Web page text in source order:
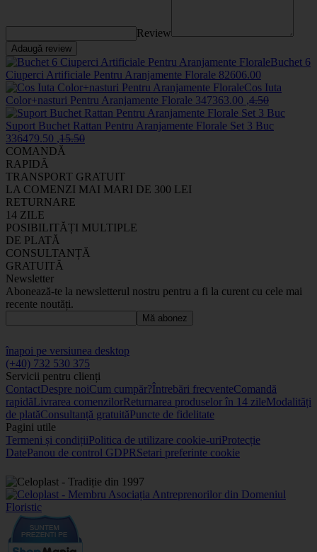
Review
Adaugă review
Buchet 6
Ciuperci Artificiale Pentru Aranjamente Florale 82606.00
Cos Iuta
Color+nasturi Pentru Aranjamente Florale 347363.00 ,4.50
Suport Buchet Rattan Pentru Aranjamente Florale Set 3 Buc
336479.50 ,15.50
COMANDĂ
RAPIDĂ
TRANSPORT GRATUIT
LA COMENZI MAI MARI DE 300 LEI
RETURNARE
14 ZILE
POSIBILITĂȚI MULTIPLE
DE PLATĂ
CONSULTANȚĂ
GRATUITĂ
Newsletter
Abonează-te la newsletterul nostru pentru a fi la curent cu cele mai
recente noutăți.
Mă abonez
înapoi pe versiunea desktop
(+40) 732 530 375
Servicii pentru clienți
ContactDespre noiCum cumpăr?Întrebări frecventeComandă
rapidăLivrarea comenzilorReturnarea produselor în 14 zileModalități
de platăConsultanță gratuităPuncte de fidelitate
Pagini utile
Termeni și condițiiPolitica de utilizare cookie-uriProtecție
DatePanou de control GDPRSetari preferinte cookie